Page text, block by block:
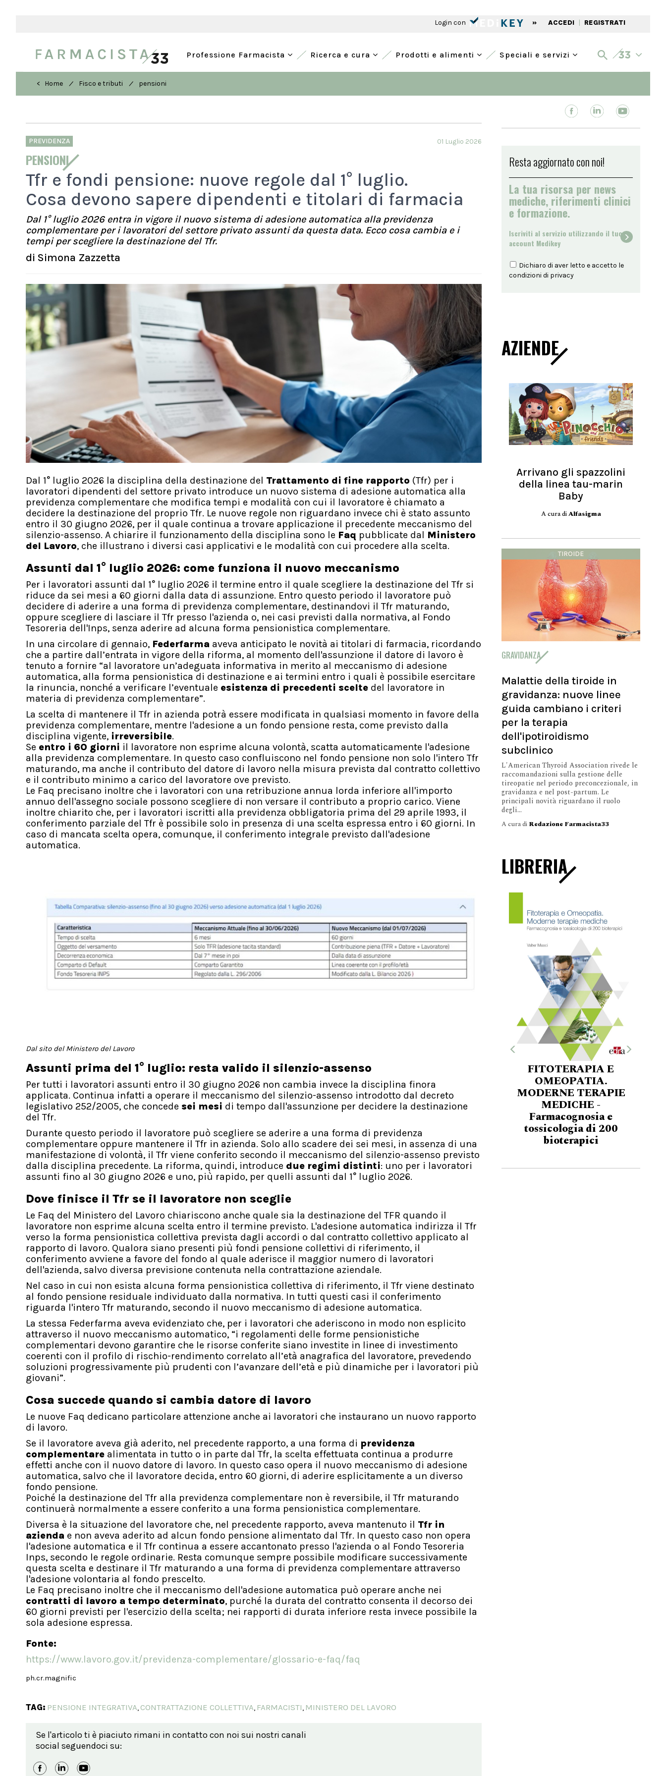
Login con » ACCEDI | REGISTRATI
Professione Farmacista Ricerca e cura Prodotti e alimenti Speciali e servizi
< Home / Fisco e tributi / pensioni
PREVIDENZA
PENSIONI
01 Luglio 2026
Tfr e fondi pensione: nuove regole dal 1° luglio.
Cosa devono sapere dipendenti e titolari di farmacia
Dal 1° luglio 2026 entra in vigore il nuovo sistema di adesione automatica alla previdenza
complementare per i lavoratori del settore privato assunti da questa data. Ecco cosa cambia e i
tempi per scegliere la destinazione del Tfr.
di Simona Zazzetta
Dal 1° luglio 2026 la disciplina della destinazione del Trattamento di fine rapporto (Tfr) per i
lavoratori dipendenti del settore privato introduce un nuovo sistema di adesione automatica alla
previdenza complementare che modifica tempi e modalità con cui il lavoratore è chiamato a
decidere la destinazione del proprio Tfr. Le nuove regole non riguardano invece chi è stato assunto
entro il 30 giugno 2026, per il quale continua a trovare applicazione il precedente meccanismo del
silenzio-assenso. A chiarire il funzionamento della disciplina sono le Faq pubblicate dal Ministero
del Lavoro, che illustrano i diversi casi applicativi e le modalità con cui procedere alla scelta.
Assunti dal 1° luglio 2026: come funziona il nuovo meccanismo
Per i lavoratori assunti dal 1° luglio 2026 il termine entro il quale scegliere la destinazione del Tfr si
riduce da sei mesi a 60 giorni dalla data di assunzione. Entro questo periodo il lavoratore può
decidere di aderire a una forma di previdenza complementare, destinandovi il Tfr maturando,
oppure scegliere di lasciare il Tfr presso l'azienda o, nei casi previsti dalla normativa, al Fondo
Tesoreria dell'Inps, senza aderire ad alcuna forma pensionistica complementare.
In una circolare di gennaio, Federfarma aveva anticipato le novità ai titolari di farmacia, ricordando
che a partire dall’entrata in vigore della riforma, al momento dell'assunzione il datore di lavoro è
tenuto a fornire “al lavoratore un’adeguata informativa in merito al meccanismo di adesione
automatica, alla forma pensionistica di destinazione e ai termini entro i quali è possibile esercitare
la rinuncia, nonché a verificare l’eventuale esistenza di precedenti scelte del lavoratore in
materia di previdenza complementare”.
La scelta di mantenere il Tfr in azienda potrà essere modificata in qualsiasi momento in favore della
previdenza complementare, mentre l'adesione a un fondo pensione resta, come previsto dalla
disciplina vigente, irreversibile.
Se entro i 60 giorni il lavoratore non esprime alcuna volontà, scatta automaticamente l'adesione
alla previdenza complementare. In questo caso confluiscono nel fondo pensione non solo l'intero Tfr
maturando, ma anche il contributo del datore di lavoro nella misura prevista dal contratto collettivo
e il contributo minimo a carico del lavoratore ove previsto.
Le Faq precisano inoltre che i lavoratori con una retribuzione annua lorda inferiore all'importo
annuo dell'assegno sociale possono scegliere di non versare il contributo a proprio carico. Viene
inoltre chiarito che, per i lavoratori iscritti alla previdenza obbligatoria prima del 29 aprile 1993, il
conferimento parziale del Tfr è possibile solo in presenza di una scelta espressa entro i 60 giorni. In
caso di mancata scelta opera, comunque, il conferimento integrale previsto dall'adesione
automatica.
Dal sito del Ministero del Lavoro
Assunti prima del 1° luglio: resta valido il silenzio-assenso
Per tutti i lavoratori assunti entro il 30 giugno 2026 non cambia invece la disciplina finora
applicata. Continua infatti a operare il meccanismo del silenzio-assenso introdotto dal decreto
legislativo 252/2005, che concede sei mesi di tempo dall'assunzione per decidere la destinazione
del Tfr.
Durante questo periodo il lavoratore può scegliere se aderire a una forma di previdenza
complementare oppure mantenere il Tfr in azienda. Solo allo scadere dei sei mesi, in assenza di una
manifestazione di volontà, il Tfr viene conferito secondo il meccanismo del silenzio-assenso previsto
dalla disciplina precedente. La riforma, quindi, introduce due regimi distinti: uno per i lavoratori
assunti fino al 30 giugno 2026 e uno, più rapido, per quelli assunti dal 1° luglio 2026.
Dove finisce il Tfr se il lavoratore non sceglie
Le Faq del Ministero del Lavoro chiariscono anche quale sia la destinazione del TFR quando il
lavoratore non esprime alcuna scelta entro il termine previsto. L'adesione automatica indirizza il Tfr
verso la forma pensionistica collettiva prevista dagli accordi o dal contratto collettivo applicato al
rapporto di lavoro. Qualora siano presenti più fondi pensione collettivi di riferimento, il
conferimento avviene a favore del fondo al quale aderisce il maggior numero di lavoratori
dell'azienda, salvo diversa previsione contenuta nella contrattazione aziendale.
Nel caso in cui non esista alcuna forma pensionistica collettiva di riferimento, il Tfr viene destinato
al fondo pensione residuale individuato dalla normativa. In tutti questi casi il conferimento
riguarda l'intero Tfr maturando, secondo il nuovo meccanismo di adesione automatica.
La stessa Federfarma aveva evidenziato che, per i lavoratori che aderiscono in modo non esplicito
attraverso il nuovo meccanismo automatico, “i regolamenti delle forme pensionistiche
complementari devono garantire che le risorse conferite siano investite in linee di investimento
coerenti con il profilo di rischio-rendimento correlato all’età anagrafica del lavoratore, prevedendo
soluzioni progressivamente più prudenti con l’avanzare dell’età e più dinamiche per i lavoratori più
giovani”.
Cosa succede quando si cambia datore di lavoro
Le nuove Faq dedicano particolare attenzione anche ai lavoratori che instaurano un nuovo rapporto
di lavoro.
Se il lavoratore aveva già aderito, nel precedente rapporto, a una forma di previdenza
complementare alimentata in tutto o in parte dal Tfr, la scelta effettuata continua a produrre
effetti anche con il nuovo datore di lavoro. In questo caso opera il nuovo meccanismo di adesione
automatica, salvo che il lavoratore decida, entro 60 giorni, di aderire esplicitamente a un diverso
fondo pensione.
Poiché la destinazione del Tfr alla previdenza complementare non è reversibile, il Tfr maturando
continuerà normalmente a essere conferito a una forma pensionistica complementare.
Diversa è la situazione del lavoratore che, nel precedente rapporto, aveva mantenuto il Tfr in
azienda e non aveva aderito ad alcun fondo pensione alimentato dal Tfr. In questo caso non opera
l'adesione automatica e il Tfr continua a essere accantonato presso l'azienda o al Fondo Tesoreria
Inps, secondo le regole ordinarie. Resta comunque sempre possibile modificare successivamente
questa scelta e destinare il Tfr maturando a una forma di previdenza complementare attraverso
l'adesione volontaria al fondo prescelto.
Le Faq precisano inoltre che il meccanismo dell'adesione automatica può operare anche nei
contratti di lavoro a tempo determinato, purché la durata del contratto consenta il decorso dei
60 giorni previsti per l'esercizio della scelta; nei rapporti di durata inferiore resta invece possibile la
sola adesione espressa.
Fonte:
https://www.lavoro.gov.it/previdenza-complementare/glossario-e-faq/faq
ph.cr.magnific
TAG: PENSIONE INTEGRATIVA, CONTRATTAZIONE COLLETTIVA, FARMACISTI, MINISTERO DEL LAVORO
Se l'articolo ti è piaciuto rimani in contatto con noi sui nostri canali
social seguendoci su:
Resta aggiornato con noi!
La tua risorsa per news
mediche, riferimenti clinici
e formazione.
Iscriviti al servizio utilizzando il tuo
account Medikey
Dichiaro di aver letto e accetto le
condizioni di privacy
AZIENDE
Arrivano gli spazzolini
della linea tau-marin
Baby
A cura diAlfasigma
TIROIDE
GRAVIDANZA
Malattie della tiroide in
gravidanza: nuove linee
guida cambiano i criteri
per la terapia
dell'ipotiroidismo
subclinico
L'American Thyroid Association rivede le
raccomandazioni sulla gestione delle
tireopatie nel periodo preconcezionale, in
gravidanza e nel post-partum. Le
principali novità riguardano il ruolo
degli...
A cura di Redazione Farmacista33
LIBRERIA
FITOTERAPIA E
OMEOPATIA.
MODERNE TERAPIE
MEDICHE -
Farmacognosia e
tossicologia di 200
bioterapici